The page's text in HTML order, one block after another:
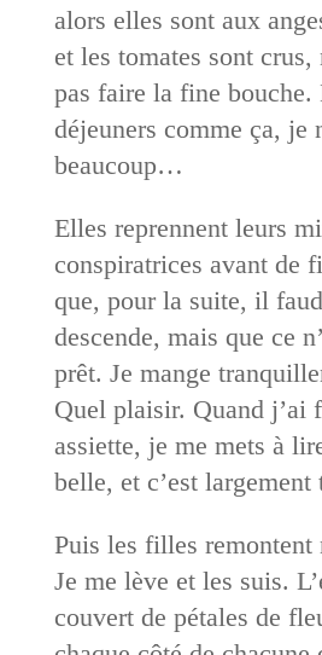
alors elles sont aux
et les tomates sont
pas faire la fine bouche.
déjeuners comme ça, je
beaucoup…
Elles reprennent leurs
conspiratrices avant de
que, pour la suite, il
descende, mais que ce
prêt. Je mange
Quel plaisir. Quand j’ai
assiette, je me mets à
belle, et c’est largement
Puis les filles remontent
Je me lève et les suis.
couvert de pétales de